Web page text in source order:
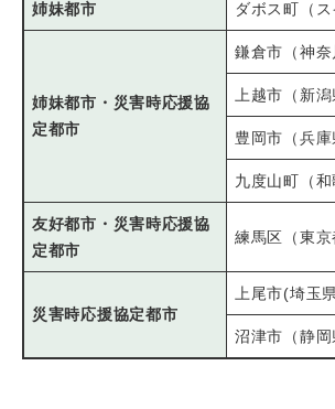
姉妹都市 ダボス町（ス
姉妹都市・災害時応援協
定都市
鎌倉市（神奈
上越市（新潟
豊岡市（兵庫
九度山町（和
友好都市・災害時応援協
定都市
練馬区（東京
災害時応援協定都市
上尾市(埼玉
沼津市（静岡